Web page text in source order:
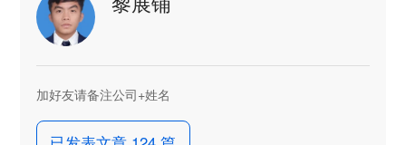
加好友请备注公司+姓名